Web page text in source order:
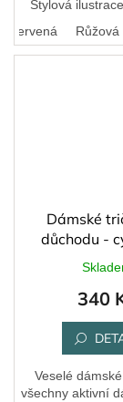
Stylová
že tričko udělá
Červená Růžová
Bílá
Dámské
důchodu -
340
Veselé
všechny aktivní